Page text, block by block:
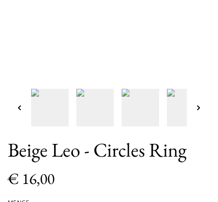
Beige Leo - Circles Ring
€ 16,00